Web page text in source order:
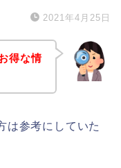
2021年4月25日
得な情
は参考にしていた